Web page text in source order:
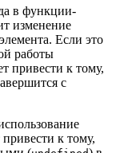
в функции-
изменение
Если это
работы
привести к тому,
с
к тому,